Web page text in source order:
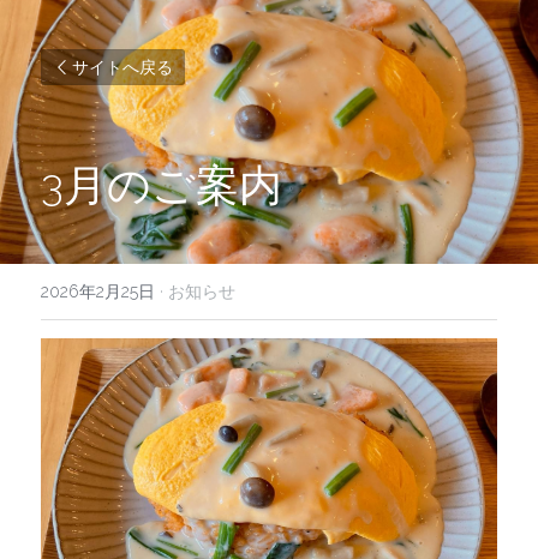
サイトへ戻る
3月のご案内
2026年2月25日 · お知らせ